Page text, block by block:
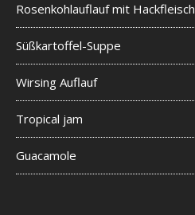
Rosenkohlauflauf mit Hackfleisch
Süßkartoffel-Suppe
Wirsing Auflauf
Tropical jam
Guacamole